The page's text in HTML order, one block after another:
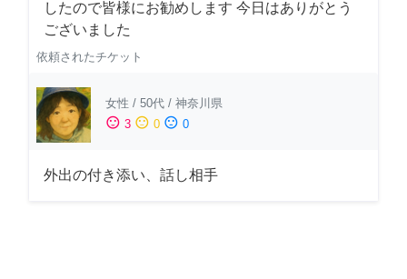
したので皆様にお勧めします 今日はありがとう
ございました
依頼されたチケット
女性 / 50代 / 神奈川県
sentiment_satisfied 3 sentiment_neutral 0 sentiment_dissatisfied 0
外出の付き添い、話し相手